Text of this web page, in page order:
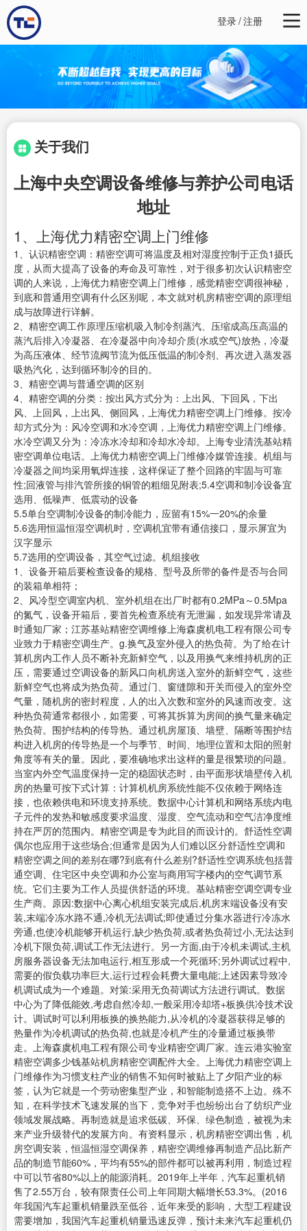
登录/注册
关于我们
上海中央空调设备维修与养护公司电话
地址
1、上海优力精密空调上门维修
1、认识精密空调：精密空调可将温度及相对湿度控制于正负1摄氏
度，从而大提高了设备的寿命及可靠性，对于很多初次认识精密空
调的人来说，上海优力精密空调上门维修，感觉精密空调很神秘，
到底和普通用空调有什么区别呢，本文就对机房精密空调的原理组
成与故障进行详解。
2、精密空调工作原理压缩机吸入制冷剂蒸汽、压缩成高压高温的
蒸汽后排入冷凝器、在冷凝器中向冷却介质(水或空气)放热，冷凝
为高压液体、经节流阀节流为低压低温的制冷剂、再次进入蒸发器
吸热汽化，达到循环制冷的目的。
3、精密空调与普通空调的区别
4、精密空调的分类：按出风方式分为：上出风、下回风，下出
风、上回风，上出风、侧回风，上海优力精密空调上门维修。按冷
却方式分为：风冷空调和水冷空调，上海优力精密空调上门维修。
水冷空调又分为：冷冻水冷却和冷却水冷却。上海专业清洗基站精
密空调单位电话。上海优力精密空调上门维修冷媒管连接。机组与
冷凝器之间均采用氧焊连接，这样保证了整个回路的牢固与可靠
性;回液管与排汽管所接的铜管的粗细见附表;5.4空调和制冷设备宜
选用、低噪声、低震动的设备
5.5单台空调制冷设备的制冷能力，应留有15%一20%的余量
5.6选用恒温恒湿空调机时，空调机宜带有通信接口，显示屏宜为
汉字显示
5.7选用的空调设备，其空气过滤。机组接收
1、设备开箱后要检查设备的规格、型号及所带的备件是否与合同
的装箱单相符；
2、风冷型空调室内机、室外机组在出厂时都有0.2MPa～0.5Mpa
的氮气，设备开箱后，要首先检查系统有无泄漏，如发现异常请及
时通知厂家；江苏基站精密空调维修上海森虞机电工程有限公司专
业致力于精密空调生产。g.换气及室外侵入的热负荷。为了给在计
算机房内工作人员不断补充新鲜空气，以及用换气来维持机房的正
压，需要通过空调设备的新风口向机房送入室外的新鲜空气，这些
新鲜空气也将成为热负荷。通过门、窗缝隙和开关而侵入的室外空
气量，随机房的密封程度，人的出入次数和室外的风速而改变。这
种热负荷通常都很小，如需要，可将其拆算为房间的换气量来确定
热负荷。围护结构的传导热。通过机房屋顶、墙壁、隔断等围护结
构进入机房的传导热是一个与季节、时间、地理位置和太阳的照射
角度等有关的量。因此，要准确地求出这样的量是很繁琐的问题。
当室内外空气温度保持一定的稳固状态时，由平面形状墙壁传入机
房的热量可按下式计算：计算机机房系统性能不仅依赖于网络连
接，也依赖供电和环境支持系统。数据中心计算机和网络系统内电
子元件的发热和敏感度要求温度、湿度、空气流动和空气洁净度维
持在严厉的范围内。精密空调是专为此目的而设计的。舒适性空调
偶尔也应用于这些场合;但通常是因为人们难以区分舒适性空调和
精密空调之间的差别在哪?到底有什么差别?舒适性空调系统包括普
通空调、住宅区中央空调和办公室与商用写字楼内的空气调节系
统。它们主要为工作人员提供舒适的环境。基站精密空调空调专业
生产商。原因:数据中心离心机组安装完成后,机房末端设备没有安
装,末端冷冻水路不通,冷机无法调试;即使通过分集水器进行冷冻水
旁通,也使冷机能够开机运行,缺少热负荷,或者热负荷过小,无法达到
冷机下限负荷,调试工作无法进行。另一方面,由于冷机未调试,主机
房服务器设备无法加电运行,相互形成一个死循环;另外调试过程中,
需要的假负载功率巨大,运行过程会耗费大量电能;上述因素导致冷
机调试成为一个难题。对策:采用无负荷调试方法进行调试。数据
中心为了降低能效,考虑自然冷却,一般采用冷却塔+板换供冷技术设
计。调试时可以利用板换的换热能力,从冷机的冷凝器获得足够的
热量作为冷机调试的热负荷,也就是冷机产生的冷量通过板换带
走。上海森虞机电工程有限公司专业精密空调厂家。连云港实验室
精密空调多少钱基站机房精密空调配件大全。上海优力精密空调上
门维修作为习惯支柱产业的销售不知何时被贴上了夕阳产业的标
签，认为它就是一个劳动密集型产业，和智能制造搭不上边。殊不
知，在科学技术飞速发展的当下，竞争对手也纷纷出台了纺织产业
领域发展战略。再制造就是追求低碳、环保、绿色制造，被视为未
来产业升级替代的发展方向。有资料显示，机房精密空调出售，机
房空调安装，恒温恒湿空调保养，精密空调维修再制造产品比新产
品的制造节能60%，平均有55%的部件都可以被再利用，制造过程
中可以节省80%以上的能源消耗。2019年上半年，汽车起重机销
售了2.55万台，较有限责任公司上年同期大幅增长53.3%。(2016
年我国汽车起重机销量跌至低谷，近年来受的影响，大型工程建设
需要增加，我国汽车起重机销量迅速反弹，预计未来汽车起重机仍